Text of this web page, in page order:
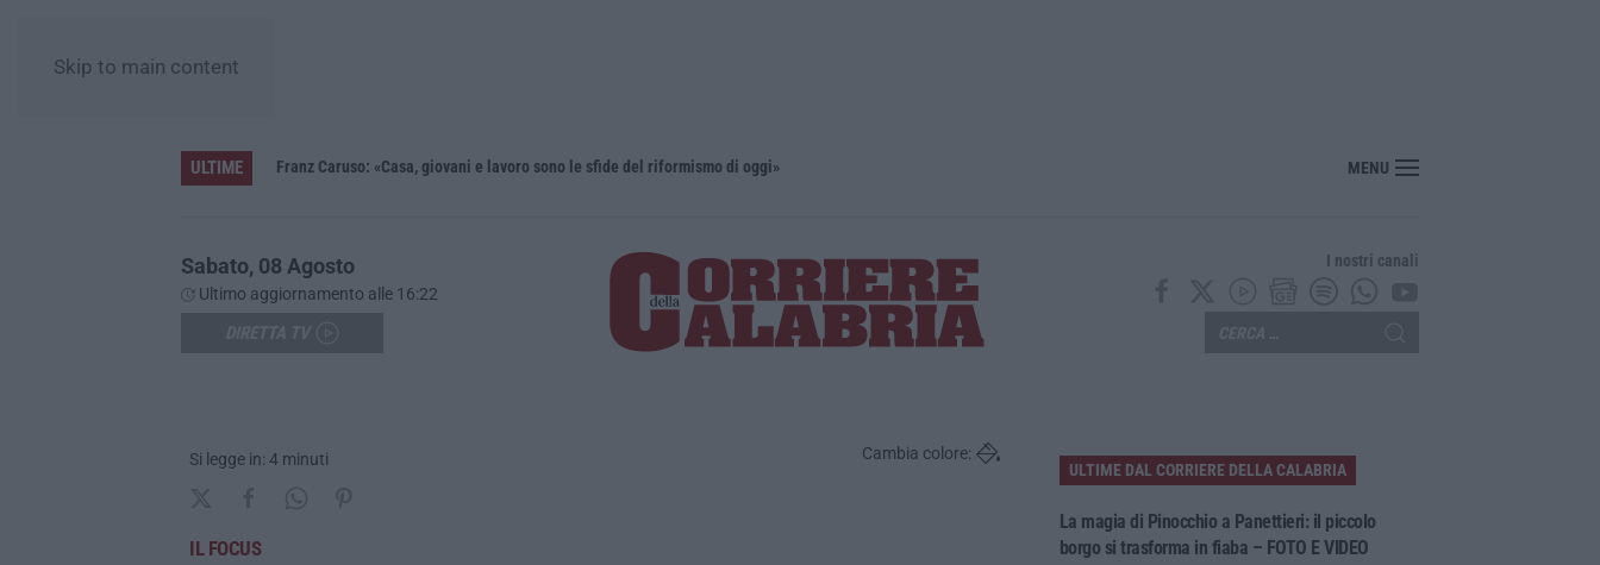
Skip to main content
ULTIME Franz Caruso: «Casa, giovani e lavoro sono le sfide del riformismo di oggi» MENU
Sabato, 08 Agosto
Ultimo aggiornamento alle 16:22
I nostri canali
Si legge in: 4 minuti Cambia colore:
IL FOCUS
ULTIME DAL CORRIERE DELLA CALABRIA
La magia di Pinocchio a Panettieri: il piccolo
borgo si trasforma in fiaba – FOTO E VIDEO